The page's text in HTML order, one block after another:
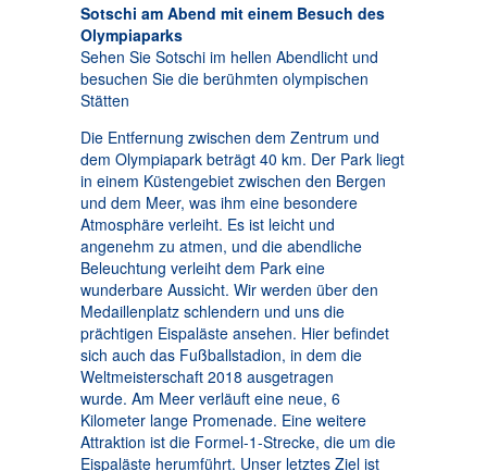
Sotschi am Abend mit einem Besuch des
Olympiaparks
Sehen Sie Sotschi im hellen Abendlicht und
besuchen Sie die berühmten olympischen
Stätten
Die Entfernung zwischen dem Zentrum und
dem Olympiapark beträgt 40 km. Der Park liegt
in einem Küstengebiet zwischen den Bergen
und dem Meer, was ihm eine besondere
Atmosphäre verleiht. Es ist leicht und
angenehm zu atmen, und die abendliche
Beleuchtung verleiht dem Park eine
wunderbare Aussicht. Wir werden über den
Medaillenplatz schlendern und uns die
prächtigen Eispaläste ansehen. Hier befindet
sich auch das Fußballstadion, in dem die
Weltmeisterschaft 2018 ausgetragen
wurde. Am Meer verläuft eine neue, 6
Kilometer lange Promenade. Eine weitere
Attraktion ist die Formel-1-Strecke, die um die
Eispaläste herumführt. Unser letztes Ziel ist